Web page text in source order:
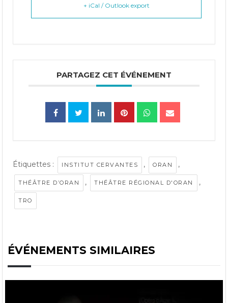
+ iCal / Outlook export
PARTAGEZ CET ÉVÉNEMENT
Étiquettes : INSTITUT CERVANTES , ORAN ,
THÉÂTRE D’ORAN , THÉÂTRE RÉGIONAL D'ORAN ,
TRO
ÉVÉNEMENTS SIMILAIRES